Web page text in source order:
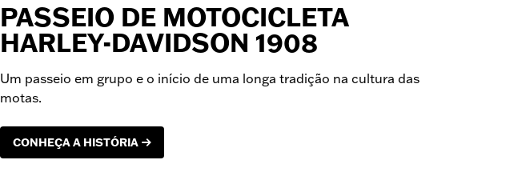
PASSEIO DE MOTOCICLETA
HARLEY-DAVIDSON 1908
Um passeio em grupo e o início de uma longa tradição na cultura das
motas.
CONHEÇA A HISTÓRIA